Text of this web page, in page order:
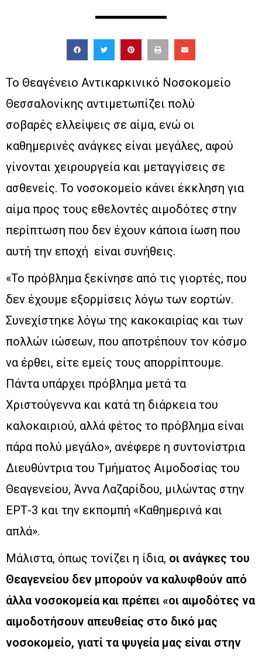
Το Θεαγένειο Αντικαρκινικό Νοσοκομείο
Θεσσαλονίκης αντιμετωπίζει πολύ
σοβαρές ελλείψεις σε αίμα, ενώ οι
καθημερινές ανάγκες είναι μεγάλες, αφού
γίνονται χειρουργεία και μεταγγίσεις σε
ασθενείς. Το νοσοκομείο κάνει έκκληση για
αίμα προς τους εθελοντές αιμοδότες στην
περίπτωση που δεν έχουν κάποια ίωση που
αυτή την εποχή είναι συνήθεις.
«Το πρόβλημα ξεκίνησε από τις γιορτές, που
δεν έχουμε εξορμίσεις λόγω των εορτών.
Συνεχίστηκε λόγω της κακοκαιρίας και των
πολλών ιώσεων, που αποτρέπουν τον κόσμο
να έρθει, είτε εμείς τους απορρίπτουμε.
Πάντα υπάρχει πρόβλημα μετά τα
Χριστούγεννα και κατά τη διάρκεια του
καλοκαιριού, αλλά φέτος το πρόβλημα είναι
πάρα πολύ μεγάλο», ανέφερε η συντονίστρια
Διευθύντρια του Τμήματος Αιμοδοσίας του
Θεαγενείου, Άννα Λαζαρίδου, μιλώντας στην
ΕΡΤ-3 και την εκπομπή «Καθημερινά και
απλά».
Μάλιστα, όπως τονίζει η ίδια, οι ανάγκες του
Θεαγενείου δεν μπορούν να καλυφθούν από
άλλα νοσοκομεία και πρέπει «οι αιμοδότες να
αιμοδοτήσουν απευθείας στο δικό μας
νοσοκομείο, γιατί τα ψυγεία μας είναι στην